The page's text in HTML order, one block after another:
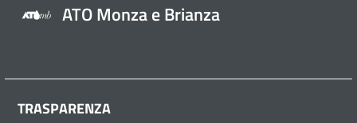
ATO Monza e Brianza
TRASPARENZA